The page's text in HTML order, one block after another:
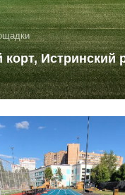
корт, Истринский